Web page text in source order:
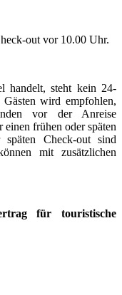
out vor 10.00 Uhr.
handelt, steht kein 24-
Gästen wird empfohlen,
vor der Anreise
frühen oder späten
Check-out sind
mit zusätzlichen
für touristische